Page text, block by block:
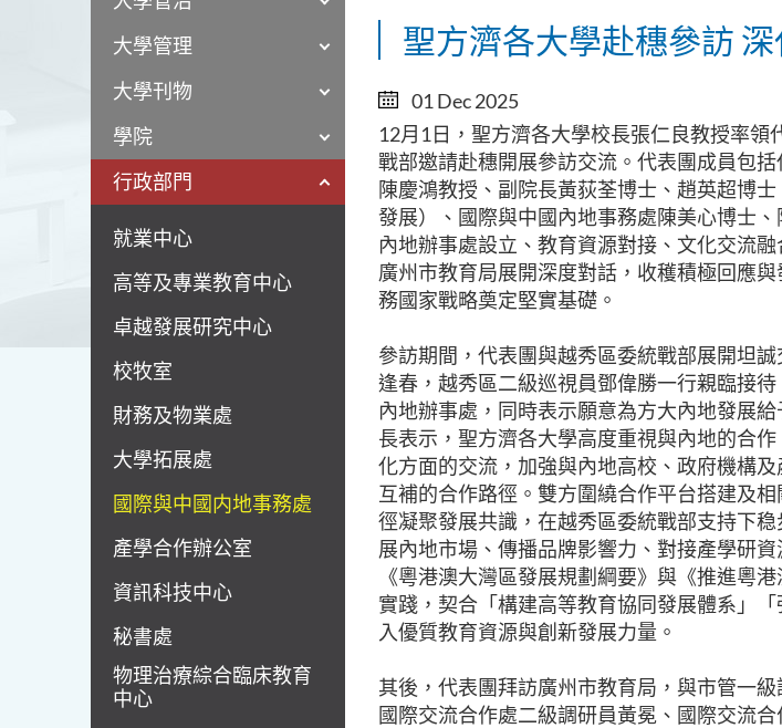
大學管理
大學刊物
學院
行政部門
就業中心
高等及專業教育中心
卓越發展研究中心
校牧室
財務及物業處
大學拓展處
國際與中國内地事務處
產學合作辦公室
資訊科技中心
秘書處
物理治療綜合臨床教育
中心
聖方濟各大學赴穗參訪
01 Dec 2025
12月 1日 ，聖方濟各大學校長張仁良教授率領
戰部邀請赴穗開展參訪交流。代表團成員包
陳慶鴻教授、副院長黃荻荃博士、趙英超博
發展）、國際與中國內地事務處陳美心博士
內地辦事處設立、教育資源對接、文化交流
廣州市教育局展開深度對話，收穫積極回應
務國家戰略奠定堅實基礎。
參訪期間，代表團與越秀區委統戰部展開坦
逢春，越秀區二級巡視員鄧偉勝一行親臨接
內地辦事處，同時表示願意為方大內地發展
長表示，聖方濟各大學高度重視與內地的合
化方面的交流，加強與內地高校、政府機構
互補的合作路徑。雙方圍繞合作平台搭建及
徑凝聚發展共識，在越秀區委統戰部支持下
展內地市場、傳播品牌影響力、對接產學研
《粵港澳大灣區發展規劃綱要》與《推進粵
實踐，契合「構建高等教育協同發展體系」
入優質教育資源與創新發展力量。
其後，代表團拜訪廣州市教育局，與市管一
國際交流合作處二級調研員黃冕、國際交流